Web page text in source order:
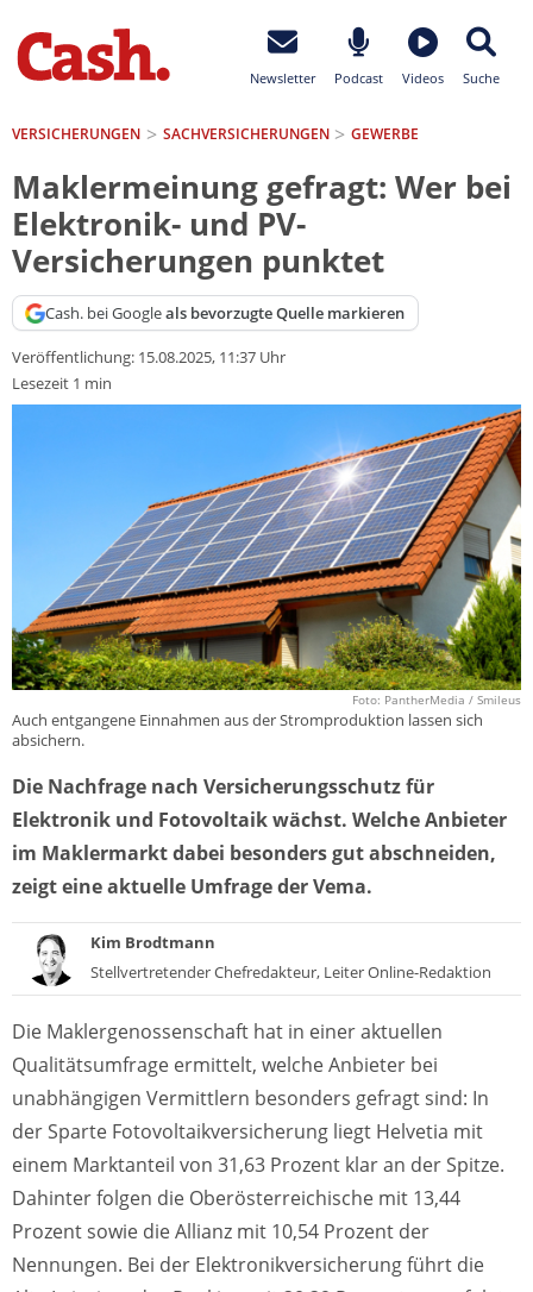
Newsletter Podcast Videos Suche
VERSICHERUNGEN SACH­VERSICHERUNGEN GEWERBE
Maklermeinung gefragt: Wer bei
Elektronik- und PV-
Versicherungen punktet
Cash. bei Googleals bevorzugte Quelle markieren
Veröffentlichung: 15.08.2025, 11:37 Uhr
Lesezeit 1 min
Foto: PantherMedia / Smileus
Auch entgangene Einnahmen aus der Stromproduktion lassen sich
absichern.
Die Nachfrage nach Versicherungsschutz für
Elektronik und Fotovoltaik wächst. Welche Anbieter
im Maklermarkt dabei besonders gut abschneiden,
zeigt eine aktuelle Umfrage der Vema.
Kim Brodtmann
Stellvertretender Chefredakteur, Leiter Online-Redaktion
Die Maklergenossenschaft hat in einer aktuellen
Qualitätsumfrage ermittelt, welche Anbieter bei
unabhängigen Vermittlern besonders gefragt sind: In
der Sparte Fotovoltaikversicherung liegt Helvetia mit
einem Marktanteil von 31,63 Prozent klar an der Spitze.
Dahinter folgen die Oberösterreichische mit 13,44
Prozent sowie die Allianz mit 10,54 Prozent der
Nennungen. Bei der Elektronikversicherung führt die